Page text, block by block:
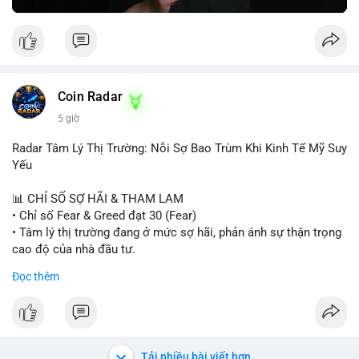
#vlikemarketindex42
Coin Radar
5 giờ
Radar Tâm Lý Thị Trường: Nỗi Sợ Bao Trùm Khi Kinh Tế Mỹ Suy
Yếu
📊 CHỈ SỐ SỢ HÃI & THAM LAM
• Chỉ số Fear & Greed đạt 30 (Fear)
• Tâm lý thị trường đang ở mức sợ hãi, phản ánh sự thận trọng
cao độ của nhà đầu tư.
📈 XU HƯỚNG TÌM KIẾM & THẢO LUẬN
CASHCAT, CRO.
Chainlink, Litecoin.
Đọc thêm